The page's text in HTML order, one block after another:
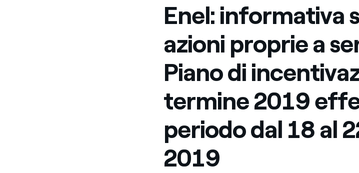
Enel: informativa
azioni proprie a
Piano di
termine 2019
periodo dal 18 al
2019